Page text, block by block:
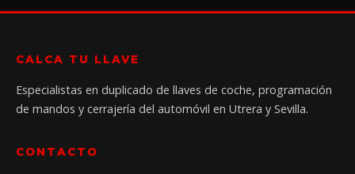
CALCA TU LLAVE
Especialistas en duplicado de llaves de coche, programación
de mandos y cerrajería del automóvil en Utrera y Sevilla.
CONTACTO